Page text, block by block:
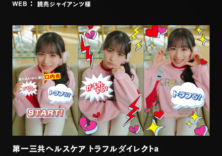
WEB 読売ジャイアンツ様
第一三共ヘルスケア トラフルダイレクトa